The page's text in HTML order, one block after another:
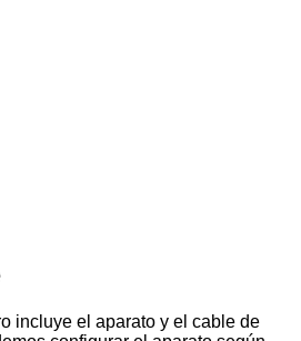
incluye el aparato y el cable de